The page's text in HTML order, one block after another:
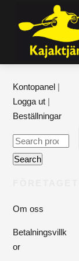
Kontopanel |
Logga ut |
Beställningar
Search
for:
Search
Om oss
Betalningsvillk
or